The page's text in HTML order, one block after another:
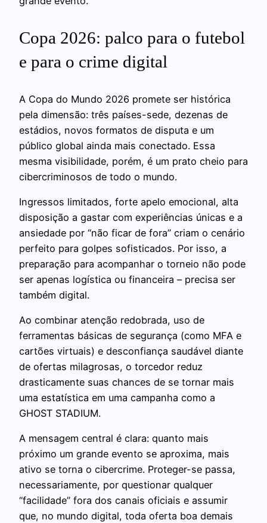
Copa 2026: palco para o futebol
e para o crime digital
A Copa do Mundo 2026 promete ser histórica
pela dimensão: três países-sede, dezenas de
estádios, novos formatos de disputa e um
público global ainda mais conectado. Essa
mesma visibilidade, porém, é um prato cheio para
cibercriminosos de todo o mundo.
Ingressos limitados, forte apelo emocional, alta
disposição a gastar com experiências únicas e a
ansiedade por “não ficar de fora” criam o cenário
perfeito para golpes sofisticados. Por isso, a
preparação para acompanhar o torneio não pode
ser apenas logística ou financeira – precisa ser
também digital.
Ao combinar atenção redobrada, uso de
ferramentas básicas de segurança (como MFA e
cartões virtuais) e desconfiança saudável diante
de ofertas milagrosas, o torcedor reduz
drasticamente suas chances de se tornar mais
uma estatística em uma campanha como a
GHOST STADIUM.
A mensagem central é clara: quanto mais
próximo um grande evento se aproxima, mais
ativo se torna o cibercrime. Proteger-se passa,
necessariamente, por questionar qualquer
“facilidade” fora dos canais oficiais e assumir
que, no mundo digital, toda oferta boa demais